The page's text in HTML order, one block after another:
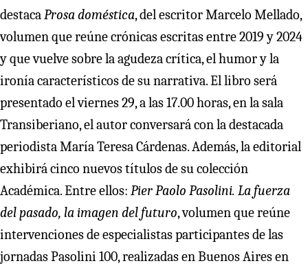
destacaProsa doméstica, del escritor Marcelo Mellado,
volumen que reúne crónicas escritas entre 2019 y 2024
y que vuelve sobre la agudeza crítica, el humor y la
ironía característicos de su narrativa. El libro será
presentado el viernes 29, a las 17.00 horas, en la sala
Transiberiano, el autor conversará con la destacada
periodista María Teresa Cárdenas. Además, la editorial
exhibirá cinco nuevos títulos de su colección
Académica. Entre ellos: Pier Paolo Pasolini. La fuerza
del pasado, la imagen del futuro, volumen que reúne
intervenciones de especialistas participantes de las
jornadas Pasolini 100, realizadas en Buenos Aires en